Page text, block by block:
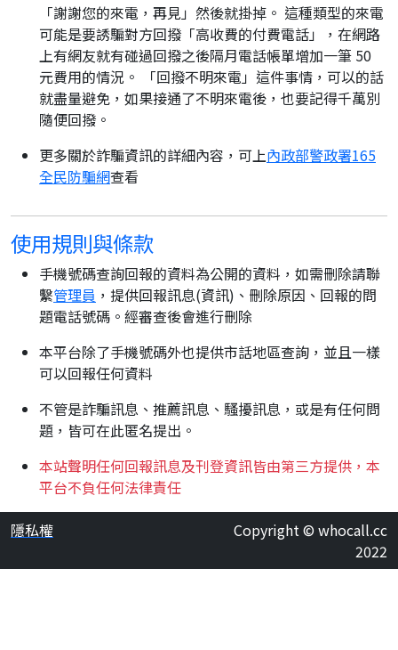
「謝謝您的來電，再見」然後就掛掉。 這種類型的來電
可能是要誘騙對方回撥「高收費的付費電話」，在網路
上有網友就有碰過回撥之後隔月電話帳單增加一筆 50
元費用的情況。 「回撥不明來電」這件事情，可以的話
就盡量避免，如果接通了不明來電後，也要記得千萬別
隨便回撥。
更多關於詐騙資訊的詳細內容，可上內政部警政署165
全民防騙網查看
使用規則與條款
手機號碼查詢回報的資料為公開的資料，如需刪除請聯
繫管理員 ，提供回報訊息(資訊)、刪除原因、回報的問
題電話號碼。經審查後會進行刪除
本平台除了手機號碼外也提供市話地區查詢，並且一樣
可以回報任何資料
不管是詐騙訊息、推薦訊息、騷擾訊息，或是有任何問
題，皆可在此匿名提出。
本站聲明任何回報訊息及刊登資訊皆由第三方提供，本
平台不負任何法律責任
隱私權
Copyright © whocall.cc
2022